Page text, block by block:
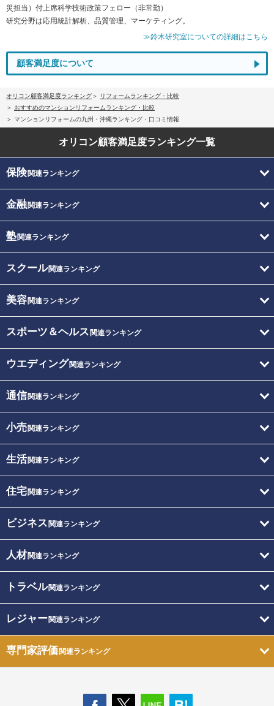
災担当）付上席科学技術政策フェロー（非常勤）
研究分野は応用統計解析、品質管理、マーケティング。
≫鈴木研究室についての詳細はこちら
顧客満足度について
オリコン顧客満足度ランキング
リフォームランキング・比較
おすすめのマンションリフォームランキング・比較
マンションリフォームの九州・沖縄ランキング・口コミ情報
オリコン顧客満足度ランキング一覧
保険関連ランキング
金融関連ランキング
塾関連ランキング
スクール関連ランキング
美容関連ランキング
スポーツ＆ヘルス 関連ランキング
ウエディング関連ランキング
通信関連ランキング
小売関連ランキング
生活関連ランキング
住宅関連ランキング
ビジネス 関連ランキング
人材関連ランキング
トラベル関連ランキング
レジャー関連ランキング
専門家評価関連ランキング